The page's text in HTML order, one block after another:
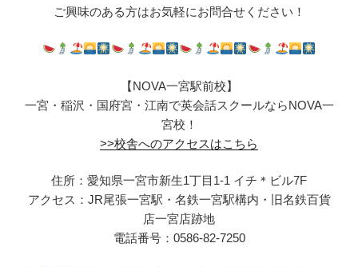
ご興味のある方はお気軽にお問合せください！
【NOVA一宮駅前校】
一宮・稲沢・国府宮・江南で英会話スクールならNOVA一
宮校！
>>校舎へのアクセスはこちら
住所：愛知県一宮市新生1丁目1-1 イチ＊ビル7F
アクセス：JR尾張一宮駅・名鉄一宮駅構内・旧名鉄百貨
店一宮店跡地
電話番号：0586-82-7250